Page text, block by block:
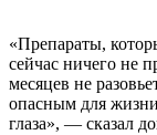
«Препараты,
сейчас ничего не
месяцев не
опасным для
глаза», — сказал